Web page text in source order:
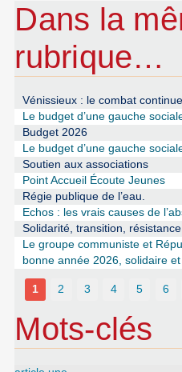
Dans la
rubrique…
Vénissieux : le combat
Le budget d’une gauche
Budget 2026
Le budget d’une gauche
Soutien aux associations
Point Accueil Écoute Jeunes
Régie publique de l’eau.
Echos : les vrais causes de
Solidarité, transition, résistance.
Le groupe communiste et
bonne année 2026, solidaire et
1 2 3 4 5 6
Mots-clés